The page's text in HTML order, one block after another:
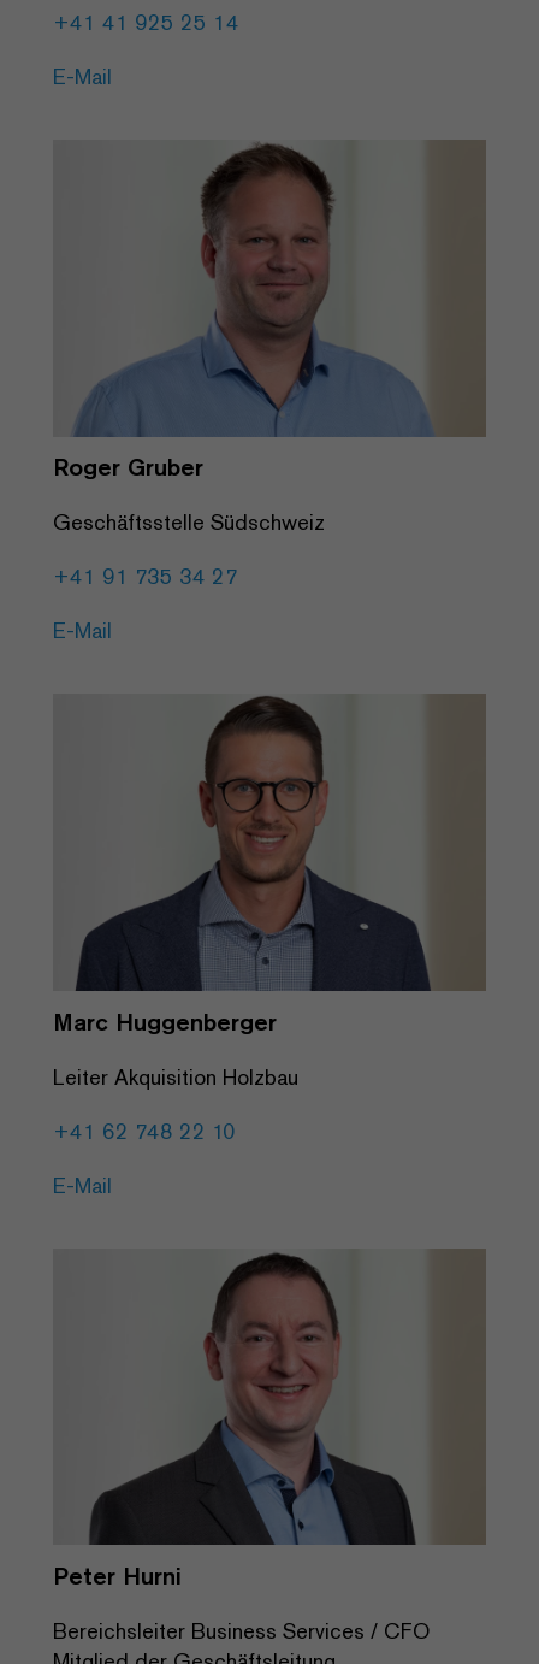
+41 41 925 25 14
E-Mail
Roger Gruber
Geschäftsstelle Südschweiz
+41 91 735 34 27
E-Mail
Marc Huggenberger
Leiter Akquisition Holzbau
+41 62 748 22 10
E-Mail
Peter Hurni
Bereichsleiter Business Services / CFO